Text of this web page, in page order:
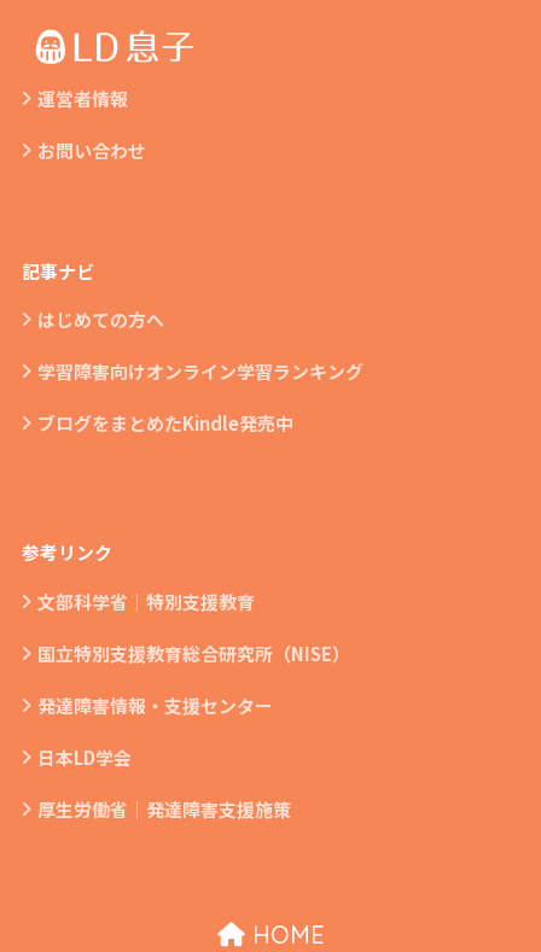
運営者情報
お問い合わせ
記事ナビ
はじめての方へ
学習障害向けオンライン学習ランキング
ブログをまとめたKindle発売中
参考リンク
文部科学省｜特別支援教育
国立特別支援教育総合研究所（NISE）
発達障害情報・支援センター
日本LD学会
厚生労働省｜発達障害支援施策
HOME